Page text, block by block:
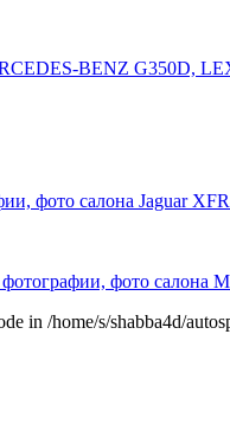
BENZ G350D,
фото салона Jaguar
фото салона
in /home/s/shabba4d/